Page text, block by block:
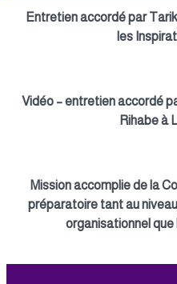
Entretien accordé par
les
Vidéo – entretien accordé
Rihabe à
Mission accomplie de la
préparatoire tant au
organisationnel